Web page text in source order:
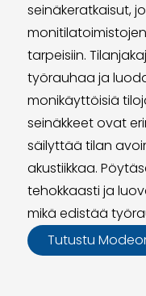
seinäkeratkaisut,
tarpeisiin.
työrauhaa ja
monikäyttöisiä
seinäkkeet ovat
säilyttää tilan
akustiikkaa.
tehokkaasti ja
mikä edistää
Tutustu